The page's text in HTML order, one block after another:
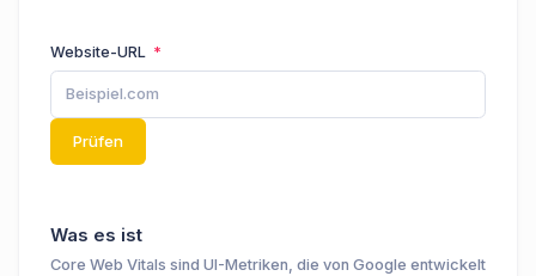
Website-URL
Prüfen
Was es ist
Core Web Vitals sind UI-Metriken, die von Google entwickelt